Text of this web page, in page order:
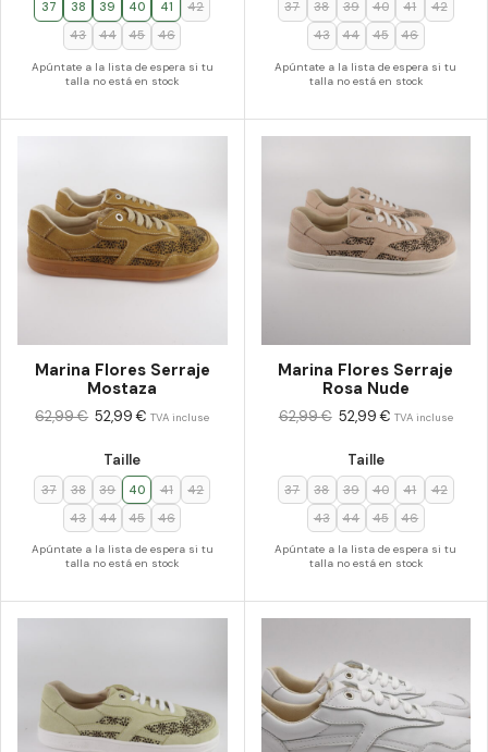
37 38 39 40 41
42
43
44 45 46
Apúntate a la lista de espera si tu
talla no está en stock
37 38 39 40 41
42
43
44 45 46
Apúntate a la lista de espera si tu
talla no está en stock
Marina Flores Serraje
Mostaza
Taille
37 38 39 40 41
42
43
44 45 46
Apúntate a la lista de espera si tu
talla no está en stock
62,99€ 52,99€ TVA incluse
Marina Flores Serraje
Rosa Nude
Taille
37 38 39 40 41
42
43
44 45 46
Apúntate a la lista de espera si tu
talla no está en stock
62,99€ 52,99€ TVA incluse